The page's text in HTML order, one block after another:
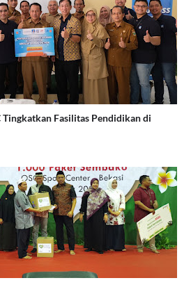
Tingkatkan Fasilitas Pendidikan di